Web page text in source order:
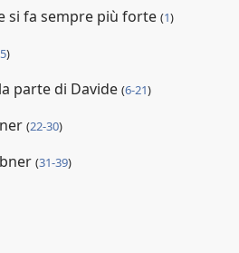
si fa sempre più forte (1)
)
parte di Davide (6-21)
(22-30)
(31-39)